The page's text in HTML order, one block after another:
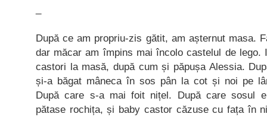
După ce am propriu-zis gătit, am așternut masa.
dar măcar am împins mai încolo castelul de lego.
castori la masă, după cum și păpușa Alessia.
și-a băgat mâneca în sos pân la cot și noi pe
După care s-a mai foit nițel. După care sosul
pătase rochița, și baby castor căzuse cu fața în